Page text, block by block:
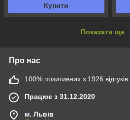
Купити
Показати ще
Про нас
100% позитивних з 1926 відгуків
Працює з 31.12.2020
м. Львів